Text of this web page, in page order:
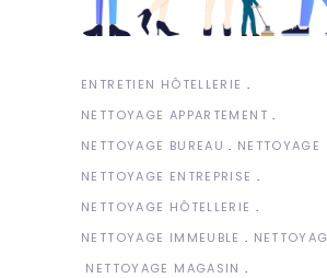
ENTRETIEN HÔTELLERIE
NETTOYAGE APPARTEMENT
NETTOYAGE BUREAU
NETTOYAGE
NETTOYAGE ENTREPRISE
NETTOYAGE HÔTELLERIE
NETTOYAGE IMMEUBLE
NETTOYAGE MAGASIN